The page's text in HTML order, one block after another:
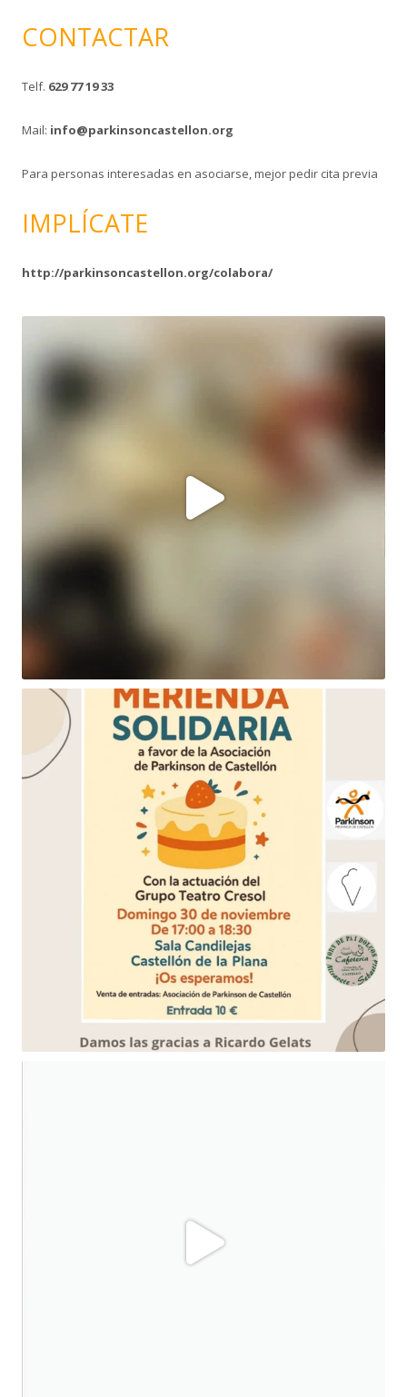
CONTACTAR
Telf. 629 77 19 33
Mail: info@parkinsoncastellon.org
Para personas interesadas en asociarse, mejor pedir cita previa
IMPLÍCATE
http://parkinsoncastellon.org/colabora/